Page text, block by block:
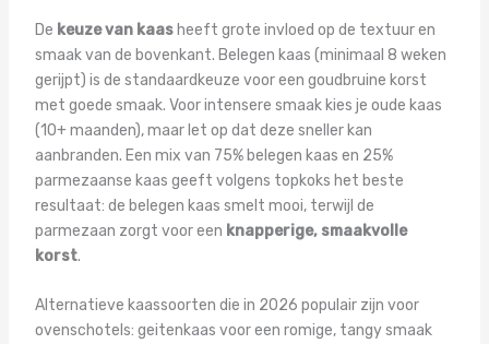
De keuze van kaasheeft grote invloed op de textuur en
smaak van de bovenkant. Belegen kaas (minimaal 8 weken
gerijpt) is de standaardkeuze voor een goudbruine korst
met goede smaak. Voor intensere smaak kies je oude kaas
(10+ maanden), maar let op dat deze sneller kan
aanbranden. Een mix van 75% belegen kaas en 25%
parmezaanse kaas geeft volgens topkoks het beste
resultaat: de belegen kaas smelt mooi, terwijl de
parmezaan zorgt voor een knapperige, smaakvolle
korst.
Alternatieve kaassoorten die in 2026 populair zijn voor
ovenschotels: geitenkaas voor een romige, tangy smaak